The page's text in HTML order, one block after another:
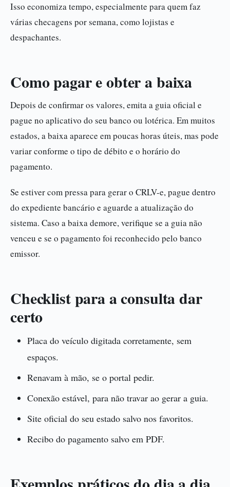
Isso economiza tempo, especialmente para quem faz
várias checagens por semana, como lojistas e
despachantes.
Como pagar e obter a baixa
Depois de confirmar os valores, emita a guia oficial e
pague no aplicativo do seu banco ou lotérica. Em muitos
estados, a baixa aparece em poucas horas úteis, mas pode
variar conforme o tipo de débito e o horário do
pagamento.
Se estiver com pressa para gerar o CRLV-e, pague dentro
do expediente bancário e aguarde a atualização do
sistema. Caso a baixa demore, verifique se a guia não
venceu e se o pagamento foi reconhecido pelo banco
emissor.
Checklist para a consulta dar
certo
Placa do veículo digitada corretamente, sem
espaços.
Renavam à mão, se o portal pedir.
Conexão estável, para não travar ao gerar a guia.
Site oficial do seu estado salvo nos favoritos.
Recibo do pagamento salvo em PDF.